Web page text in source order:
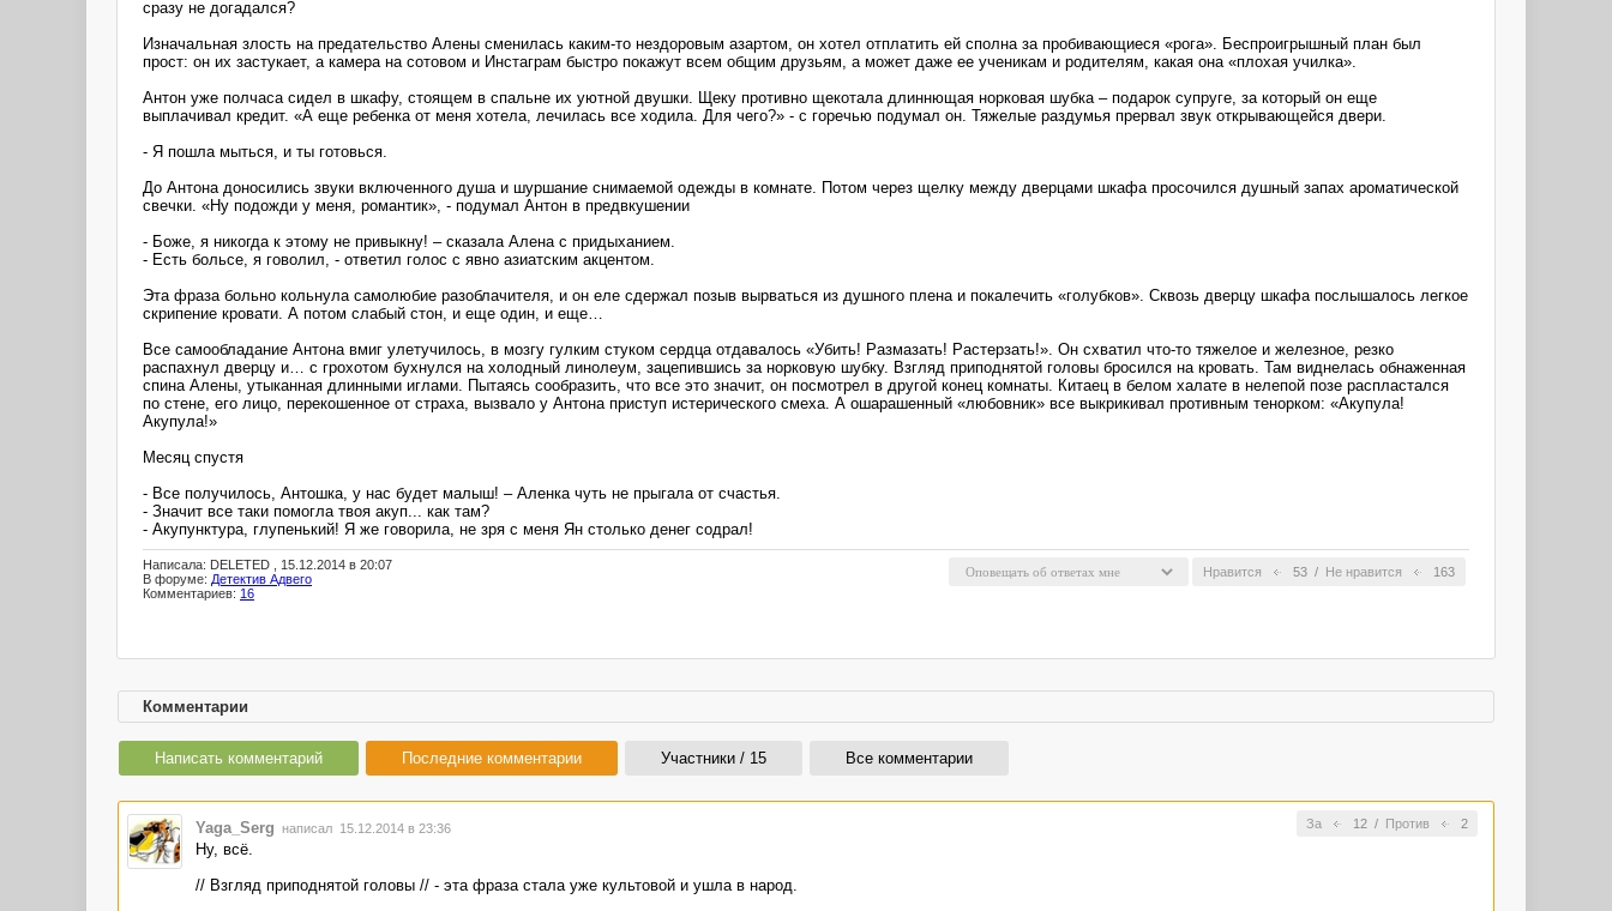
сразу не догадался?
Изначальная злость на предательство Алены сменилась каким-то нездоровым азартом, он хотел отплатить ей сполна за пробивающиеся «рога». Беспроигрышный план был
прост: он их застукает, а камера на сотовом и Инстаграм быстро покажут всем общим друзьям, а может даже ее ученикам и родителям, какая она «плохая училка».
Антон уже полчаса сидел в шкафу, стоящем в спальне их уютной двушки. Щеку противно щекотала длиннющая норковая шубка – подарок супруге, за который он еще
выплачивал кредит. «А еще ребенка от меня хотела, лечилась все ходила. Для чего?» - с горечью подумал он. Тяжелые раздумья прервал звук открывающейся двери.
- Я пошла мыться, и ты готовься.
До Антона доносились звуки включенного душа и шуршание снимаемой одежды в комнате. Потом через щелку между дверцами шкафа просочился душный запах ароматической
свечки. «Ну подожди у меня, романтик», - подумал Антон в предвкушении
- Боже, я никогда к этому не привыкну! – сказала Алена с придыханием.
- Есть больсе, я говолил, - ответил голос с явно азиатским акцентом.
Эта фраза больно кольнула самолюбие разоблачителя, и он еле сдержал позыв вырваться из душного плена и покалечить «голубков». Сквозь дверцу шкафа послышалось легкое
скрипение кровати. А потом слабый стон, и еще один, и еще…
Все самообладание Антона вмиг улетучилось, в мозгу гулким стуком сердца отдавалось «Убить! Размазать! Растерзать!». Он схватил что-то тяжелое и железное, резко
распахнул дверцу и… с грохотом бухнулся на холодный линолеум, зацепившись за норковую шубку. Взгляд приподнятой головы бросился на кровать. Там виднелась обнаженная
спина Алены, утыканная длинными иглами. Пытаясь сообразить, что все это значит, он посмотрел в другой конец комнаты. Китаец в белом халате в нелепой позе распластался
по стене, его лицо, перекошенное от страха, вызвало у Антона приступ истерического смеха. А ошарашенный «любовник» все выкрикивал противным тенорком: «Акупула!
Акупула!»
Месяц спустя
- Все получилось, Антошка, у нас будет малыш! – Аленка чуть не прыгала от счастья.
- Значит все таки помогла твоя акуп... как там?
- Акупунктура, глупенький! Я же говорила, не зря с меня Ян столько денег содрал!
Нравится 53 / Не нравится 163
Написала: DELETED , 15.12.2014 в 20:07
В форуме: Детектив Адвего
Комментариев: 16
Комментарии
Написать комментарий Последние комментарии Участники / 15 Все комментарии
За 12/ Против 2
Yaga_Serg написал 15.12.2014 в 23:36
Ну, всё.
// Взгляд приподнятой головы // - эта фраза стала уже культовой и ушла в народ.